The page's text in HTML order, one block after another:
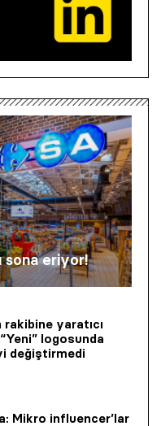
sona eriyor!
rakibine yaratıcı
logosunda
değiştirmedi
Mikro influencer’lar